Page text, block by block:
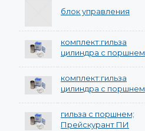
блок управления
комплект:гильза
цилиндра с поршнем
комплект:гильза
цилиндра с поршнем
гильза с поршнем;
Прейскурант ПИ